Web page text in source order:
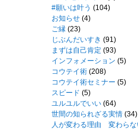
#願いは叶う (104)
お知らせ (4)
ご縁 (23)
じぶんだいすき (91)
まずは自己肯定 (93)
インフォメーション (5)
コウテイ術 (208)
コウテイ術セミナー (5)
スピード (5)
ユルユルでいい (64)
世間の知られざる実情 (34)
人が変わる理由 変わらな